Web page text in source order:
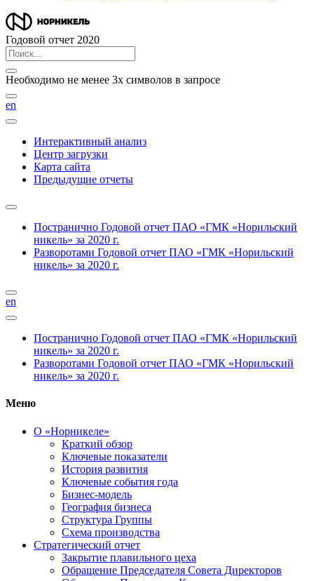
Годовой отчет 2020
Необходимо не менее 3х символов в запросе
en
Интерактивный анализ
Центр загрузки
Карта сайта
Предыдущие отчеты
Постранично Годовой отчет ПАО «ГМК «Норильский
никель» за 2020 г.
Разворотами Годовой отчет ПАО «ГМК «Норильский
никель» за 2020 г.
en
Постранично Годовой отчет ПАО «ГМК «Норильский
никель» за 2020 г.
Разворотами Годовой отчет ПАО «ГМК «Норильский
никель» за 2020 г.
Меню
О «Норникеле»
Краткий обзор
Ключевые показатели
История развития
Ключевые события года
Бизнес-модель
География бизнеса
Структура Группы
Схема производства
Стратегический отчет
Закрытие плавильного цеха
Обращение Председателя Совета Директоров